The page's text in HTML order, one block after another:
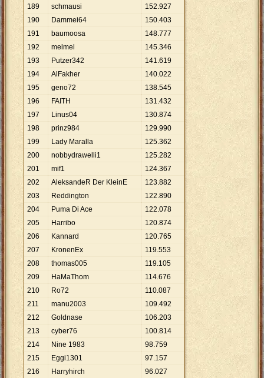
189
schmausi 152.927
190
Dammei64 150.403
191
baumoosa 148.777
192
melmel 145.346
193
Putzer342 141.619
194
AlFakher 140.022
195
geno72 138.545
196
FAITH 131.432
197
Linus04 130.874
198
prinz984 129.990
199
Lady Maralla 125.362
200
nobbydrawelli1 125.282
201
mif1 124.367
202
AleksandeR Der KleinE 123.882
203
Reddington 122.890
204
Puma Di Ace 122.078
205
Harribo 120.874
206
Kannard 120.765
207
KronenEx 119.553
208
thomas005 119.105
209
HaMaThom 114.676
210
Ro72 110.087
211
manu2003 109.492
212
Goldnase 106.203
213
cyber76 100.814
214
Nine 1983 98.759
215
Eggi1301 97.157
216
Harryhirch 96.027